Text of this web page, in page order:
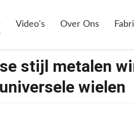
Video's Over Ons
stijl metalen
wielen